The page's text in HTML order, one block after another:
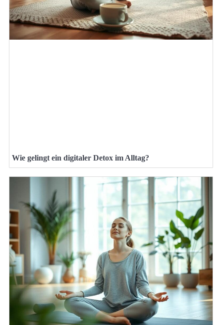
Wie gelingt ein digitaler Detox im Alltag?